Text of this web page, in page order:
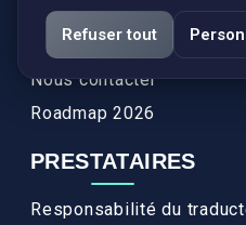
Refuser tout
Services
FAQ
Nous contacter
Roadmap 2026
PRESTATAIRES
Responsabilité du